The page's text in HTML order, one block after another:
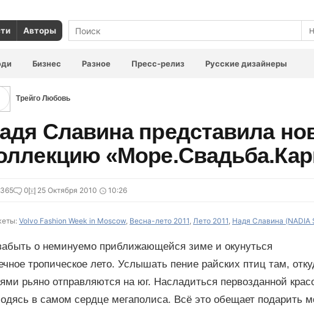
Авторы
Бизнес Разное Пресс-релиз Русские дизайнеры
Трейго Любовь
Славина представила
0 25 Октября 2010 10:26
Volvo Fashion Week in Moscow, Весна-лето 2011, Лето 2011, Надя Славина (NADIA
о неминуемо приближающейся зиме и окунуться
тропическое лето. Услышать пение райских птиц там,
рьяно отправляются на юг. Насладиться первозданной
в самом сердце мегаполиса. Всё это обещает подарить